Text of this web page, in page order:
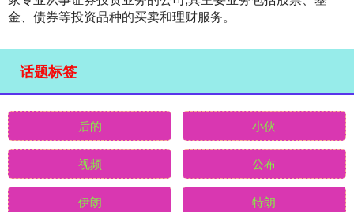
金、债券等投资品种的买卖和理财服务。
话题标签
后的 小伙
视频 公布
伊朗 特朗